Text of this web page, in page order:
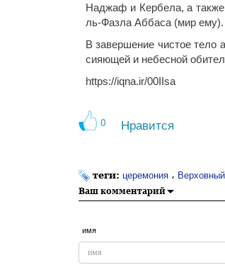
Наджаф и Кербела, а
ль-Фазла Аббаса (мир ему).
В завершение чистое тело
сияющей и небесной
https://iqna.ir/00IIsa
0 Нравится
теги: церемония ،
Ваш комментарий
имя